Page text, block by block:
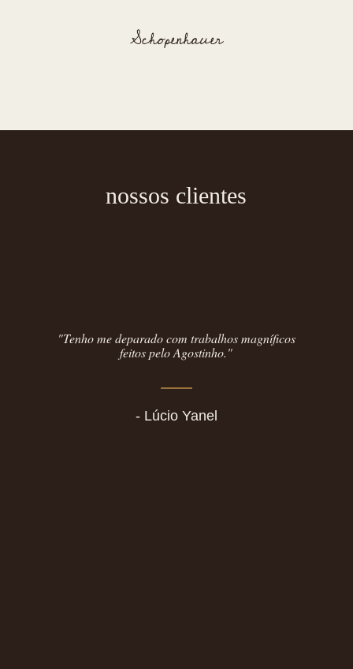
Schopenhauer
nossos clientes
"Tenho me deparado com trabalhos magníficos
feitos pelo Agostinho."
- Lúcio Yanel